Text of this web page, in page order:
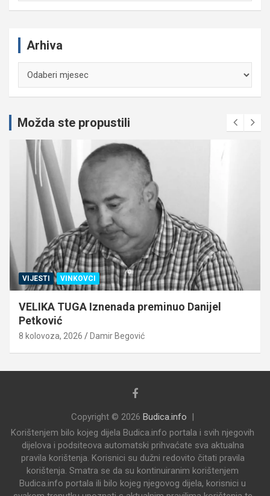
Arhiva
Možda ste propustili
VIJESTI VINKOVCI
VELIKA TUGA Iznenada preminuo Danijel
Petković
8 kolovoza, 2026 Damir Begović
Copyright © 2026 Budica.info
Korištenjem bilo kojeg dijela Budica.info portala i svih njegovih
dijelova i podsiteova automatski prihvaćate sva aktualna
pravila korištenja. Korisnici su dužni redovito čitati pravila
korištenja. Smatra se da su kontinuiranim korištenjem
Budica.info portala ili bilo kojeg njegovog dijela, korisnici u